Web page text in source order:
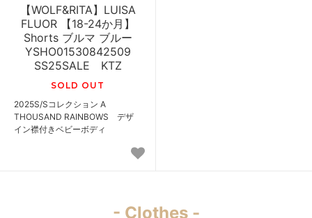
【WOLF&RITA】LUISA
FLUOR 【18-24か月】
Shorts ブルマ ブルー
YSHO01530842509
SS25SALE KTZ
SOLD OUT
2025S/Sコレクション A
THOUSAND RAINBOWS デザ
イン襟付きベビーボディ
- Clothes -